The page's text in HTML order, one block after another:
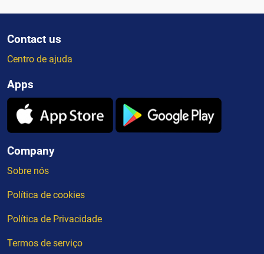
Contact us
Centro de ajuda
Apps
Company
Sobre nós
Política de cookies
Política de Privacidade
Termos de serviço